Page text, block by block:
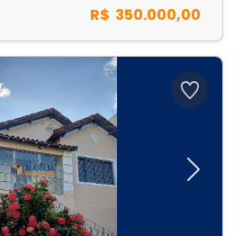
R$ 350.000,00
Next